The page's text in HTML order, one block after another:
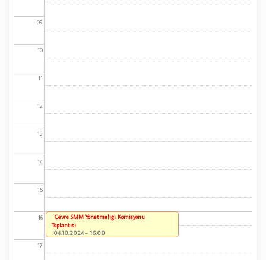
09
10
11
12
13
14
15
16
17
Çevre SMM Yönetmeliği Komisyonu
Toplantısı
04.10.2024 - 16:00